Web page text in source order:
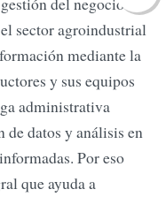
sector agroindustrial
mediante la
y sus equipos
administrativa
de datos y análisis en
Por eso
que ayuda a